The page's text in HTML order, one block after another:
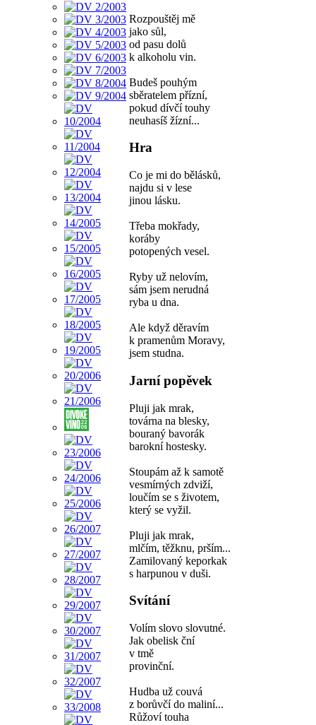
Rozpouštěj mě
jako sůl,
od pasu dolů
k alkoholu vin.
Budeš pouhým
sběratelem přízní,
pokud dívčí touhy
neuhasíš žízní...
Hra
Co je mi do bělásků,
najdu si v lese
jinou lásku.
Třeba mokřady,
koráby
potopených vesel.
Ryby už nelovím,
sám jsem nerudná
ryba u dna.
Ale když děravím
k pramenům Moravy,
jsem studna.
Jarní popěvek
Pluji jak mrak,
továrna na blesky,
bouraný bavorák
barokní hostesky.
Stoupám až k samotě
vesmírných zdviží,
loučím se s životem,
který se vyžil.
Pluji jak mrak,
mlčím, těžknu, prším...
Zamilovaný keporkak
s harpunou v duši.
Svítání
Volím slovo slovutné.
Jak obelisk ční
v tmě
provinční.
Hudba už couvá
z borůvčí do maliní...
Růžoví touha